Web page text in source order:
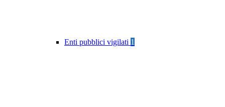
Enti pubblici vigilati 1